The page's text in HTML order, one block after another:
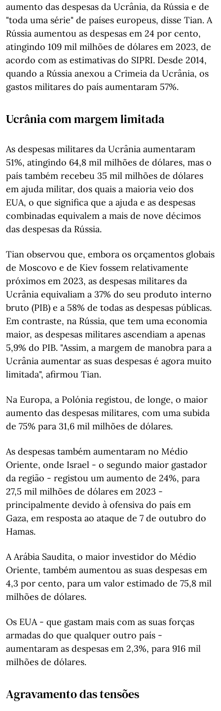
aumento das despesas da Ucrânia, da Rússia e de
"toda uma série" de países europeus, disse Tian. A
Rússia aumentou as despesas em 24 por cento,
atingindo 109 mil milhões de dólares em 2023, de
acordo com as estimativas do SIPRI. Desde 2014,
quando a Rússia anexou a Crimeia da Ucrânia, os
gastos militares do país aumentaram 57%.
Ucrânia com margem limitada
As despesas militares da Ucrânia aumentaram
51%, atingindo 64,8 mil milhões de dólares, mas o
país também recebeu 35 mil milhões de dólares
em ajuda militar, dos quais a maioria veio dos
EUA, o que significa que a ajuda e as despesas
combinadas equivalem a mais de nove décimos
das despesas da Rússia.
Tian observou que, embora os orçamentos globais
de Moscovo e de Kiev fossem relativamente
próximos em 2023, as despesas militares da
Ucrânia equivaliam a 37% do seu produto interno
bruto (PIB) e a 58% de todas as despesas públicas.
Em contraste, na Rússia, que tem uma economia
maior, as despesas militares ascendiam a apenas
5,9% do PIB. "Assim, a margem de manobra para a
Ucrânia aumentar as suas despesas é agora muito
limitada", afirmou Tian.
Na Europa, a Polónia registou, de longe, o maior
aumento das despesas militares, com uma subida
de 75% para 31,6 mil milhões de dólares.
As despesas também aumentaram no Médio
Oriente, onde Israel - o segundo maior gastador
da região - registou um aumento de 24%, para
27,5 mil milhões de dólares em 2023 -
principalmente devido à ofensiva do país em
Gaza, em resposta ao ataque de 7 de outubro do
Hamas.
A Arábia Saudita, o maior investidor do Médio
Oriente, também aumentou as suas despesas em
4,3 por cento, para um valor estimado de 75,8 mil
milhões de dólares.
Os EUA - que gastam mais com as suas forças
armadas do que qualquer outro país -
aumentaram as despesas em 2,3%, para 916 mil
milhões de dólares.
Agravamento das tensões